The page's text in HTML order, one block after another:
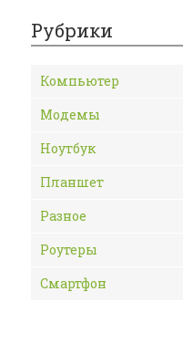
Рубрики
Компьютер
Модемы
Ноутбук
Планшет
Разное
Роутеры
Смартфон